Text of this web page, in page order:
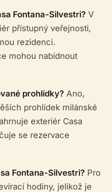
Fontana-Silvestri? V
přístupný veřejnosti,
rezidenci.
mohou nabídnout
prohlídky? Ano,
prohlídek milánské
exteriér Casa
se rezervace
Fontana-Silvestri? Pro
hodiny, jelikož je